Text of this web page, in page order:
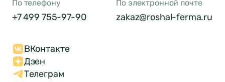
По телефону
+7 499 755-97-90
По электронной почте
zakaz@roshal-ferma.ru
ВКонтакте
Дзен
Телеграм